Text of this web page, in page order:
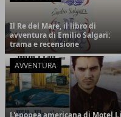
Il Re del Mare, il libro di
avventura di Emilio Salgari:
trama e recensione
AVVENTURA
L'epopea americana di Motel